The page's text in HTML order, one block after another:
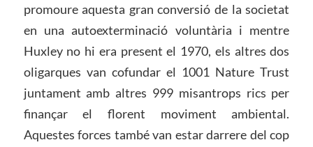
promoure aquesta gran conversió de la societat
en una autoexterminació voluntària i mentre
Huxley no hi era present el 1970, els altres dos
oligarques van cofundar el 1001 Nature Trust
juntament amb altres 999 misantrops rics per
finançar el florent moviment ambiental.
Aquestes forces també van estar darrere del cop